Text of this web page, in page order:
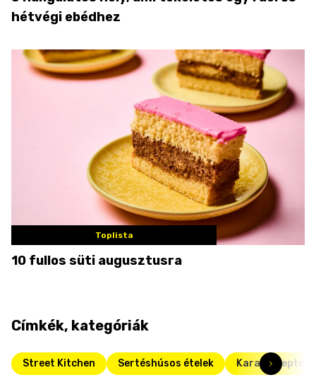
hétvégi ebédhez
Toplista
10 fullos süti augusztusra
Címkék, kategóriák
Street Kitchen Sertéshúsos ételek Karaj receptek